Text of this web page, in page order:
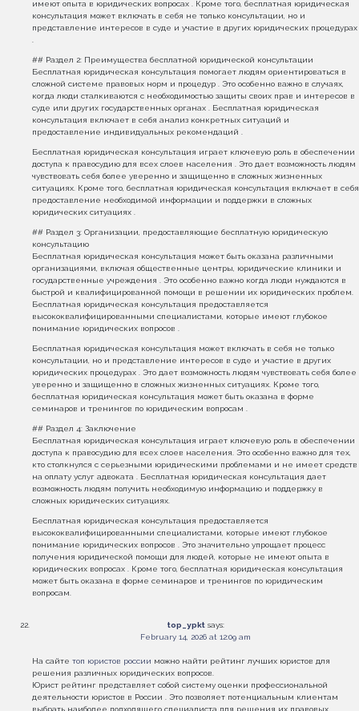
имеют опыта в юридических вопросах . Кроме того, бесплатная юридическая
консультация может включать в себя не только консультации, но и
представление интересов в суде и участие в других юридических процедурах
.
## Раздел 2: Преимущества бесплатной юридической консультации
Бесплатная юридическая консультация помогает людям ориентироваться в
сложной системе правовых норм и процедур . Это особенно важно в случаях,
когда люди сталкиваются с необходимостью защиты своих прав и интересов в
суде или других государственных органах . Бесплатная юридическая
консультация включает в себя анализ конкретных ситуаций и
предоставление индивидуальных рекомендаций .
Бесплатная юридическая консультация играет ключевую роль в обеспечении
доступа к правосудию для всех слоев населения . Это дает возможность людям
чувствовать себя более уверенно и защищенно в сложных жизненных
ситуациях. Кроме того, бесплатная юридическая консультация включает в себя
предоставление необходимой информации и поддержки в сложных
юридических ситуациях .
## Раздел 3: Организации, предоставляющие бесплатную юридическую
консультацию
Бесплатная юридическая консультация может быть оказана различными
организациями, включая общественные центры, юридические клиники и
государственные учреждения . Это особенно важно когда люди нуждаются в
быстрой и квалифицированной помощи в решении их юридических проблем.
Бесплатная юридическая консультация предоставляется
высококвалифицированными специалистами, которые имеют глубокое
понимание юридических вопросов .
Бесплатная юридическая консультация может включать в себя не только
консультации, но и представление интересов в суде и участие в других
юридических процедурах . Это дает возможность людям чувствовать себя более
уверенно и защищенно в сложных жизненных ситуациях. Кроме того,
бесплатная юридическая консультация может быть оказана в форме
семинаров и тренингов по юридическим вопросам .
## Раздел 4: Заключение
Бесплатная юридическая консультация играет ключевую роль в обеспечении
доступа к правосудию для всех слоев населения. Это особенно важно для тех,
кто столкнулся с серьезными юридическими проблемами и не имеет средств
на оплату услуг адвоката . Бесплатная юридическая консультация дает
возможность людям получить необходимую информацию и поддержку в
сложных юридических ситуациях.
Бесплатная юридическая консультация предоставляется
высококвалифицированными специалистами, которые имеют глубокое
понимание юридических вопросов . Это значительно упрощает процесс
получения юридической помощи для людей, которые не имеют опыта в
юридических вопросах . Кроме того, бесплатная юридическая консультация
может быть оказана в форме семинаров и тренингов по юридическим
вопросам.
top_ypkt says:
February 14, 2026 at 12:09 am
На сайте топ юристов россии можно найти рейтинг лучших юристов для
решения различных юридических вопросов.
Юрист рейтинг представляет собой систему оценки профессиональной
деятельности юристов в России . Это позволяет потенциальным клиентам
выбрать наиболее подходящего специалиста для решения их правовых